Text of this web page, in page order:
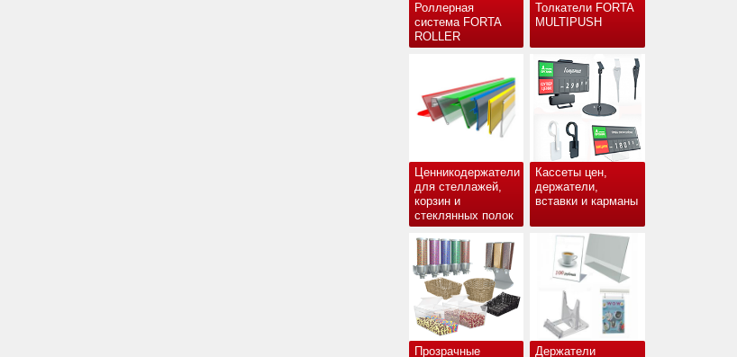
Роллерная
система FORTA
ROLLER
Толкатели FORTA
MULTIPUSH
Ценникодержатели
для стеллажей,
корзин и
стеклянных полок
Кассеты цен,
держатели,
вставки и карманы
Прозрачные Держатели